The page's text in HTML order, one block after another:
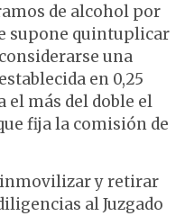
de alcohol por
supone quintuplicar
una
en 0,25
el más del doble el
fija la comisión de
inmovilizar y retirar
al Juzgado